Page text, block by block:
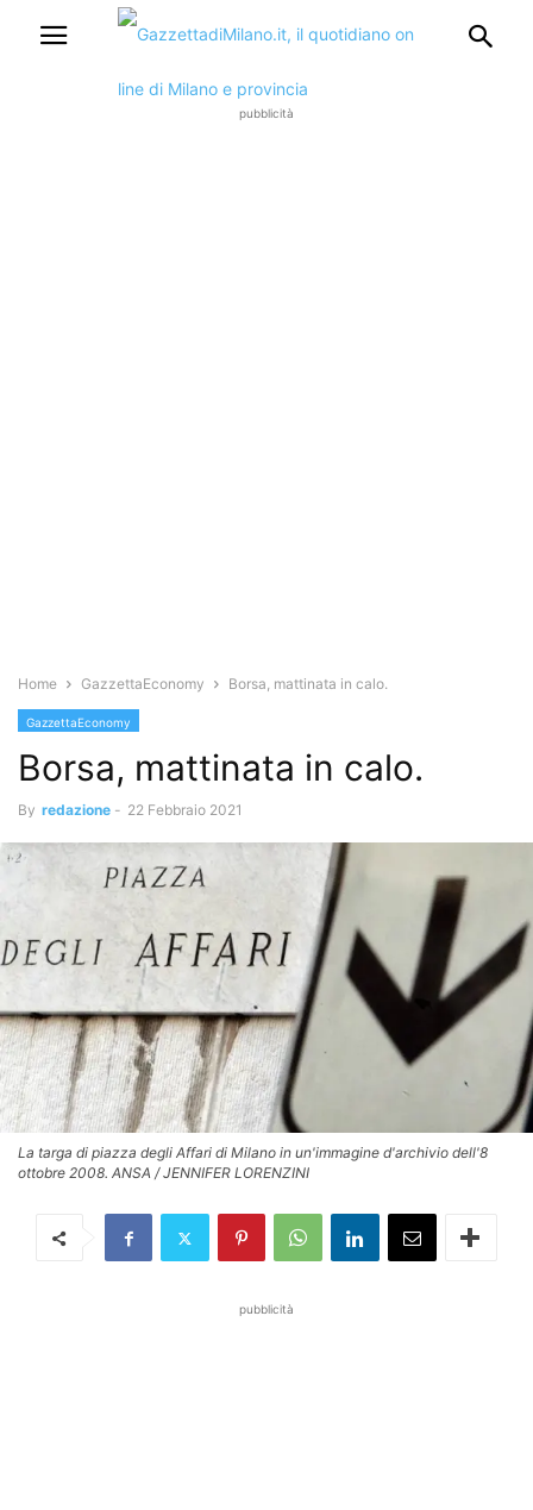
pubblicità
Home GazzettaEconomy Borsa, mattinata in calo.
GazzettaEconomy
Borsa, mattinata in calo.
By redazione - 22 Febbraio 2021
La targa di piazza degli Affari di Milano in un'immagine d'archivio dell'8
ottobre 2008. ANSA / JENNIFER LORENZINI
pubblicità